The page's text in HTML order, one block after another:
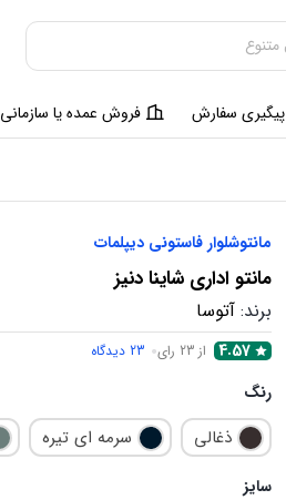
پیگیری سفارش فروش عمده یا سازمانی
مانتوشلوار فاستونی دیپلمات
مانتو اداری شاینا دنیز
برند: آتوسا
4.57 از 23 رای 23 دیدگاه
رنگ
ذغالی سرمه ای تیره
سایز